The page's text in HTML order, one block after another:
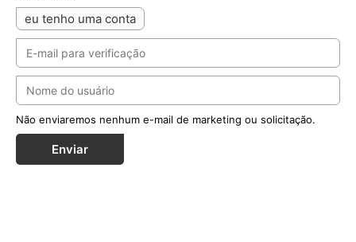
eu tenho uma conta
Não enviaremos nenhum e-mail de marketing ou solicitação.
Enviar